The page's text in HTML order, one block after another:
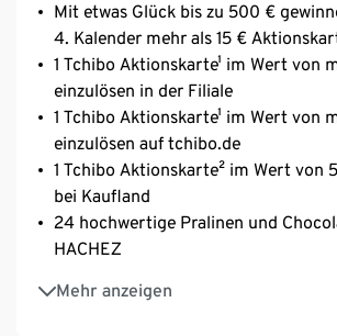
Mit etwas Glück bis zu 500 €
4. Kalender mehr als 15 €
1 Tchibo Aktionskarte¹ im Wert von
einzulösen in der Filiale
1 Tchibo Aktionskarte¹ im Wert von
einzulösen auf tchibo.de
1 Tchibo Aktionskarte² im Wert von
bei Kaufland
24 hochwertige Pralinen und
HACHEZ
Mehr anzeigen
Gutscheine für Kaffee und
Rabattgutscheine für Produkte der